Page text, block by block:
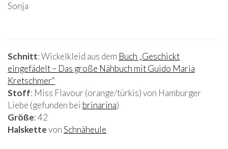
Sonja
Schnitt: Wickelkleid aus dem Buch „Geschickt
eingefädelt – Das große Nähbuch mit Guido Maria
Kretschmer“
Stoff: Miss Flavour (orange/türkis) von Hamburger
Liebe (gefunden bei brinarina)
Größe: 42
HalskettevonSchnäheule